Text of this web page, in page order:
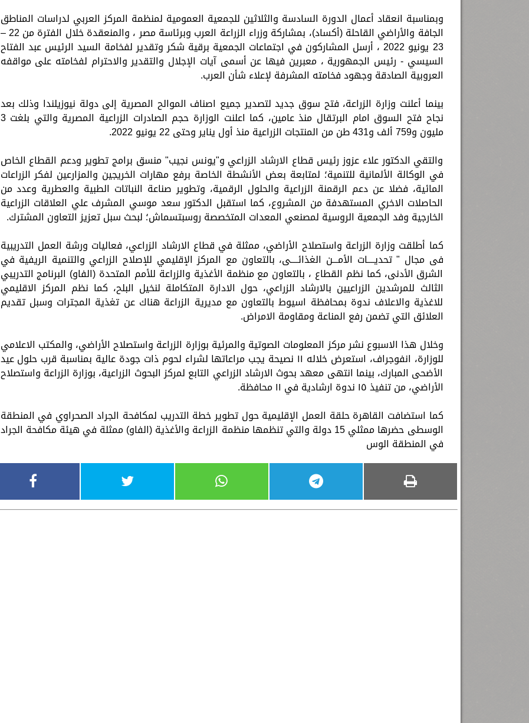
وبمناسبة انعقاد أعمال الدورة السادسة والثلاثين للجمعية العمومية لمنظمة المركز العربي لدراسات المناطق
الجافة والأراضي القاحلة (أكساد)، بمشاركة وزراء الزراعة العرب وبرئاسة مصر ، والمنعقدة خلال الفترة من 22 –
23 يونيو 2022 ، أرسل المشاركون في اجتماعات الجمعية برقية شكر وتقدير لفخامة السيد الرئيس عبد الفتاح
السيسي - رئيس الجمهورية ، معبرين فيها عن أسمى آيات الإجلال والتقدير والاحترام لفخامته على مواقفه
العروبية الصادقة وجهود فخامته المشرفة لإعلاء شأن العرب.
بينما أعلنت وزارة الزراعة، فتح سوق جديد لتصدير جميع اصناف الموالح المصرية إلى دولة نيوزيلندا وذلك بعد
نجاح فتح السوق امام البرتقال منذ عامين، كما اعلنت الوزارة حجم الصادرات الزراعية المصرية والتي بلغت 3
مليون و759 ألف و431 طن من المنتجات الزراعية منذ أول يناير وحتى 22 يونيو 2022.
والتقي الدكتور علاء عزوز رئيس قطاع الارشاد الزراعي و"يونس نجيب" منسق برامج تطوير ودعم القطاع الخاص
في الوكالة الألمانية للتنمية؛ لمتابعة بعض الأنشطة الخاصة برفع مهارات الخريجين والمزارعين لفكر الزراعات
المائية، فضلا عن دعم الرقمنة الزراعية والحلول الرقمية، وتطوير صناعة النباتات الطبية والعطرية وعدد من
الحاصلات الاخري المستهدفة من المشروع، كما استقبل الدكتور سعد موسي المشرف علي العلاقات الزراعية
الخارجية وفد الجمعية الروسية لمصنعي المعدات المتخصصة روسبتسماش؛ لبحث سبل تعزيز التعاون المشترك.
كما أطلقت وزارة الزراعة واستصلاح الأراضي، ممثلة في قطاع الارشاد الزراعي، فعاليات ورشة العمل التدريبية
فى مجال " تحديــــات الأمـــن الغذائــــى، بالتعاون مع المركز الإقليمي للإصلاح الزراعي والتنمية الريفية في
الشرق الأدنى، كما نظم القطاع ، بالتعاون مع منظمة الأغذية والزراعة للأمم المتحدة (الفاو) البرنامج التدريبي
الثالث للمرشدين الزراعيين بالارشاد الزراعي، حول الادارة المتكاملة لنخيل البلح، كما نظم المركز الاقليمي
للاغذية والاعلاف ندوة بمحافظة اسيوط بالتعاون مع مديرية الزراعة هناك عن تغذية المجترات وسبل تقديم
العلائق التي تضمن رفع المناعة ومقاومة الامراض.
وخلال هذا الاسبوع نشر مركز المعلومات الصوتية والمرئية بوزارة الزراعة واستصلاح الأراضي، والمكتب الاعلامي
للوزارة، انفوجراف، استعرض خلاله ١١ نصيحة يجب مراعاتها لشراء لحوم ذات جودة عالية بمناسبة قرب حلول عيد
الأضحى المبارك، بينما انتهى معهد بحوث الارشاد الزراعي التابع لمركز البحوث الزراعية، بوزارة الزراعة واستصلاح
الأراضي، من تنفيذ ١٥ ندوة ارشادية في ١١ محافظة.
كما استضافت القاهرة حلقة العمل الإقليمية حول تطوير خطة التدريب لمكافحة الجراد الصحراوي في المنطقة
الوسطى حضرها ممثلي 15 دولة والتي تنظمها منظمة الزراعة والأغذية (الفاو) ممثلة في هيئة مكافحة الجراد
في المنطقة الوس